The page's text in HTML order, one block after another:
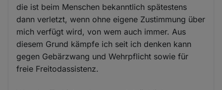
die ist beim Menschen bekanntlich spätestens
dann verletzt, wenn ohne eigene Zustimmung über
mich verfügt wird, von wem auch immer. Aus
diesem Grund kämpfe ich seit ich denken kann
gegen Gebärzwang und Wehrpflicht sowie für
freie Freitodassistenz.